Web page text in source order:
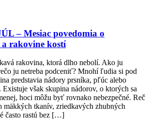
– Mesiac povedomia o
rakovine kostí
rakovina, ktorá dlho nebolí. Ako ju
ju netreba podceniť? Mnohí ľudia si pod
predstavia nádory prsníka, pľúc alebo
Existuje však skupina nádorov, o ktorých sa
hoci môžu byť rovnako nebezpečné. Reč
mäkkých tkanív, zriedkavých zhubných
často rastú bez […]